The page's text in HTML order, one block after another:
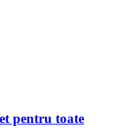
pentru toate